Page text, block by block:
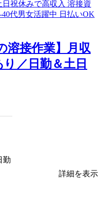
溶接作業】月収
／日勤＆土日
勤
詳細を表示